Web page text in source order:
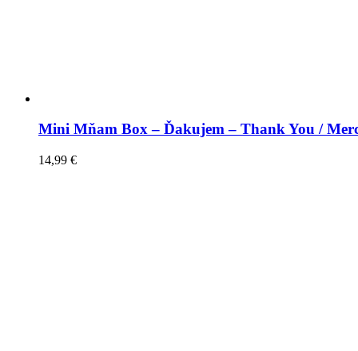
Mini Mňam Box – Ďakujem – Thank You /
14,99 €